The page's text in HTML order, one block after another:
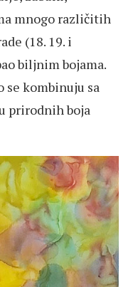
mnogo različitih
(18. 19. i
biljnim bojama.
se kombinuju sa
prirodnih boja